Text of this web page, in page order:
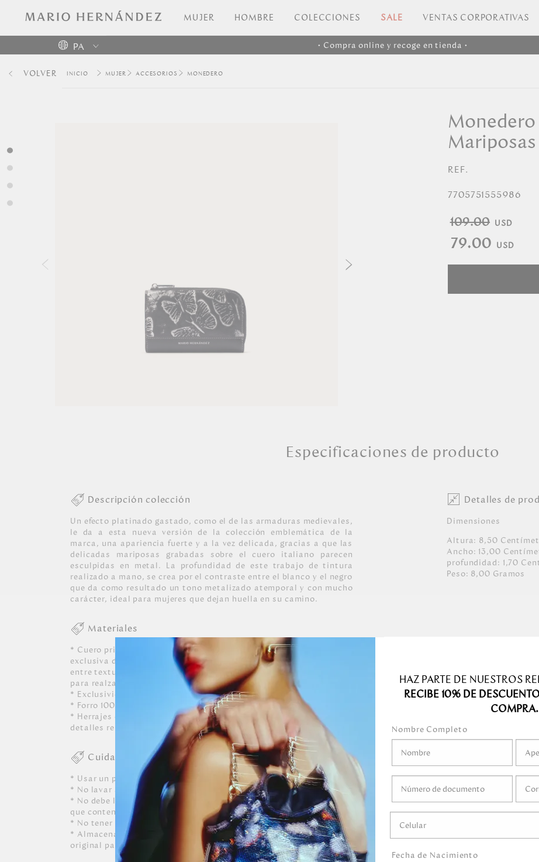
MUJER HOMBRE COLECCIONES SALE VENTAS CORPORATIVAS
PA
Colombia
• Compra online y recoge en tienda •
VOLVER MUJER ACCESORIOS MONEDERO
Mariposas
REF.
7705751555986
109.00
79.00
Especificaciones de producto
Descripción colección
Un efecto platinado gastado, como el de las armaduras medievales,
le da a esta nueva versión de la colección emblemática de la
marca, una apariencia fuerte y a la vez delicada, gracias a que las
delicadas mariposas grabadas sobre el cuero italiano parecen
esculpidas en metal. La profundidad de este trabajo de tintura
realizado a mano, se crea por el contraste entre el blanco y el negro
que da como resultado un tono metalizado atemporal y con mucho
carácter, ideal para mujeres que dejan huella en su camino.
Materiales
* Cuero principal vacuno de procedencia italiana con placa
exclusiva de mariposas MH, y los cueros complementos se mezclan
entre texturizados, lisos y charolados que dan un perfecto balance
para realzar las icónicas mariposas.
* Exclusividad de formas, colores y detalles hechos a mano.
* Forro 100% poliéster con recubrimiento impermeable.
* Herrajes en zamac acabados en color oro claro y Niquel y con
detalles representativos de la marca.
Cuidados
* Usar un paño blanco limpio ligeramente húmedo.
* No lavar a máquina, ni usar detergentes. No mojar.
* No debe limpiarse, ni dejarle caer perfumes, gel ni ningún líquido
que contenga alcohol o solvente.
* No tener contacto con tinta de bolígrafos, ni marcadores.
* Almacenar siempre en lugares ventilados y guardar en el empaque
original para conservar su forma.
Detalles de
Dimensiones
Altura: 8,50
Ancho: 13,00
profundidad: 1,70
Peso: 8,00 Gramos
HAZ PARTE DE NUESTROS
RECIBE 10% DE
COMPRA.
Nombre Completo
Fecha de Nacimiento